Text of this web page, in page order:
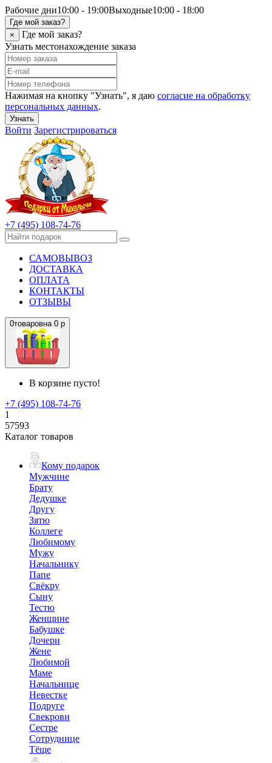
Рабочие дни10:00 - 19:00Выходные10:00 - 18:00
Где мой заказ?
×
Где мой заказ?
Узнать местонахождение заказа
Нажимая на кнопку "Узнать", я даю согласие на обработку
персональных данных.
Узнать
Войти Зарегистрироваться
+7 (495) 108-74-76
САМОВЫВОЗ
ДОСТАВКА
ОПЛАТА
КОНТАКТЫ
ОТЗЫВЫ
0товаровна 0 р
В корзине пусто!
+7 (495) 108-74-76
1
57593
Каталог товаров
Кому подарок
Мужчине
Брату
Дедушке
Другу
Зятю
Коллеге
Любимому
Мужу
Начальнику
Папе
Свёкру
Сыну
Тестю
Женщине
Бабушке
Дочери
Жене
Любимой
Маме
Начальнице
Невестке
Подруге
Свекрови
Сестре
Сотруднице
Тёще